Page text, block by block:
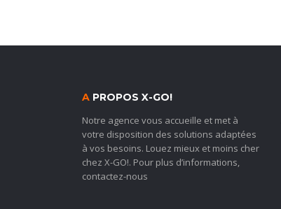
A PROPOS X-GO!
Notre agence vous accueille et met à
votre disposition des solutions adaptées
à vos besoins. Louez mieux et moins cher
chez X-GO!. Pour plus d’informations,
contactez-nous